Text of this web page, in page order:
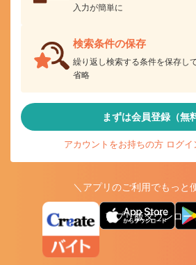
入力が簡単に
検索条件の保存
繰り返し検索する条件を保存し
省略
まずは会員登録（無
アカウントをお持ちの方 ログイ
＼アプリのご利用でもっと
アプリ版ダウンロー